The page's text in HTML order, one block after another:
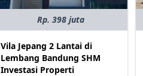
Rp. 398 juta
Vila Jepang 2 Lantai di
Lembang Bandung SHM
Investasi Properti